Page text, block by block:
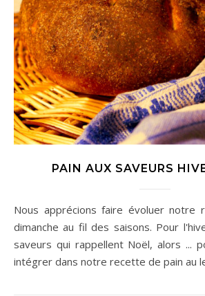
PAIN AUX SAVEURS
Nous apprécions faire évoluer notre recette de pain du
dimanche au fil des saisons. Pour
saveurs qui rappellent Noël, alors ...
intégrer dans notre recette de pain au